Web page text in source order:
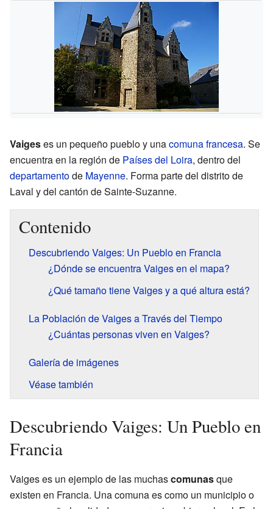
Vaigeses un pequeño pueblo y unacomuna francesa. Se
encuentra en la región de Países del Loira, dentro del
departamentode Mayenne. Forma parte del distrito de
Laval y del cantón de Sainte-Suzanne.
Contenido
Descubriendo Vaiges: Un Pueblo en Francia
¿Dónde se encuentra Vaiges en el mapa?
¿Qué tamaño tiene Vaiges y a qué altura está?
La Población de Vaiges a Través del Tiempo
¿Cuántas personas viven en Vaiges?
Galería de imágenes
Véase también
Descubriendo Vaiges: Un Pueblo en
Francia
Vaiges es un ejemplo de las muchascomunasque
existen en Francia. Una comuna es como un municipio o